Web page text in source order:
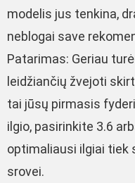
modelis jus tenkina,
neblogai save
Patarimas: Geriau
leidžiančių žvejoti
tai jūsų pirmasis
ilgio, pasirinkite 3.6
optimaliausi ilgiai tiek
srovei.